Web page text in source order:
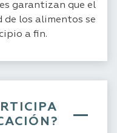
garantizan que el
los alimentos se
a fin.